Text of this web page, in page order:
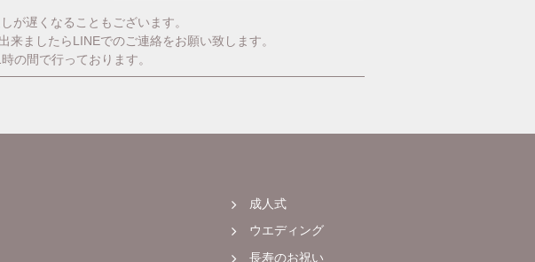
が遅くなることもございます。
ましたらLINEでのご連絡をお願い致します。
の間で行っております。
成人式
ウエディング
長寿のお祝い